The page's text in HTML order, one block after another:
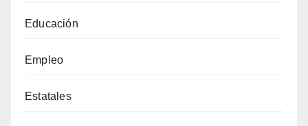
Educación
Empleo
Estatales